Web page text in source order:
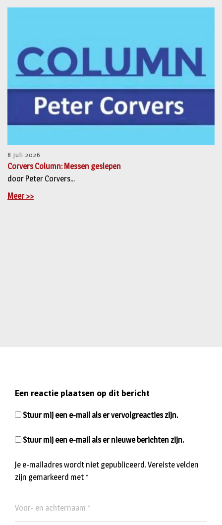
8 juli 2026
Corvers Column: Messen geslepen
door Peter Corvers...
Meer >>
Een reactie plaatsen op dit bericht
Je e-mailadres wordt niet gepubliceerd.Vereiste velden
zijn gemarkeerd met *
Stuur mij een e-mail als er vervolgreacties zijn.
Stuur mij een e-mail als er nieuwe berichten zijn.